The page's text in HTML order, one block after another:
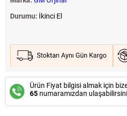
Durumu: İkinci El
Ürün Fiyat bilgisi almak için
65 numaramızdan